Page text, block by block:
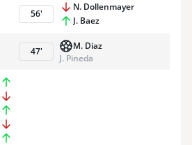
56'
N. Dollenmayer
J. Baez
47'
M. Diaz
J. Pineda